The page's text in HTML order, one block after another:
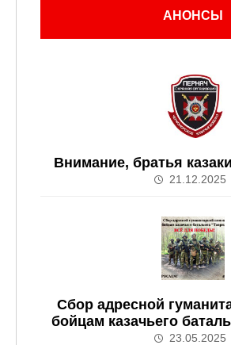
АНОНСЫ
Внимание, братья
21.12.2025
Сбор адресной
бойцам казачьего
23.05.2025